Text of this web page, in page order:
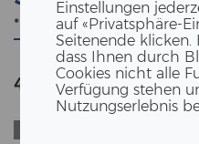
Einstellungen
auf «Privatsphäre-
Seitenende
dass Ihnen durch
Cookies nicht alle
Verfügung stehen
Nutzungserlebnis
474 Anzahl der